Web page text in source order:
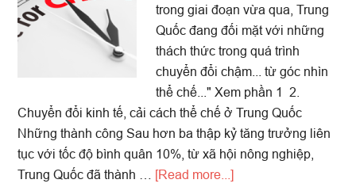
trong giai đoạn vừa qua, Trung
Quốc đang đối mặt với những
thách thức trong quá trình
chuyển đổi chậm... từ góc nhìn
thể chế..." Xem phần 1 2.
Chuyển đổi kinh tế, cải cách thể chế ở Trung Quốc
Những thành công Sau hơn ba thập kỷ tăng trưởng liên
tục với tốc độ bình quân 10%, từ xã hội nông nghiệp,
Trung Quốc đã thành … [Read more...]about